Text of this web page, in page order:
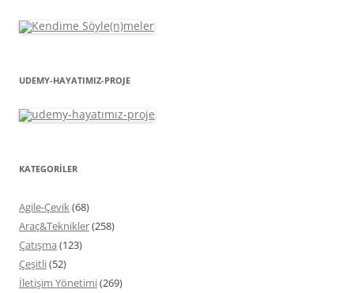
UDEMY-HAYATIMIZ-PROJE
KATEGORİLER
Agile-Çevik (68)
Araç&Teknikler(258)
Çatışma (123)
Çeşitli(52)
İletişim Yönetimi(269)